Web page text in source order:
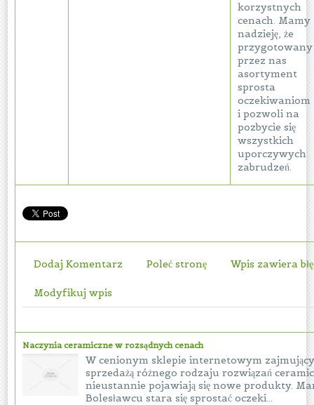
korzystnych
cenach. Mamy
nadzieję, że
przygotowany
przez nas
asortyment
sprosta
oczekiwaniom
i pozwoli na
pozbycie się
wszystkich
uporczywych
zabrudzeń.
Dodaj Komentarz Poleć stronę Wpis zawiera
Modyfikuj wpis
Naczynia ceramiczne w rozsądnych cenach
W cenionym sklepie internetowym
sprzedażą różnego rodzaju rozwiązań
nieustannie pojawiają się nowe produkty.
Bolesławcu stara się sprostać oczeki...